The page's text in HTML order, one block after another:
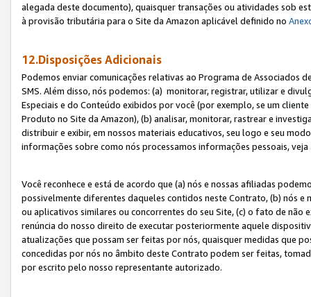
alegada deste documento), quaisquer transações ou atividades sob
à provisão tributária para o Site da Amazon aplicável definido no
12.Disposições Adicionais
Podemos enviar comunicações relativas ao Programa de Associados
SMS. Além disso, nós podemos: (a) monitorar, registrar, utilizar e
Especiais e do Conteúdo exibidos por você (por exemplo, se um
Produto no Site da Amazon), (b) analisar, monitorar, rastrear e
distribuir e exibir, em nossos materiais educativos, seu logo e seu
informações sobre como nós processamos informações pessoais,
Você reconhece e está de acordo que (a) nós e nossas afiliadas
possivelmente diferentes daqueles contidos neste Contrato, (b) nós
ou aplicativos similares ou concorrentes do seu Site, (c) o fato de
renúncia do nosso direito de executar posteriormente aquele
atualizações que possam ser feitas por nós, quaisquer medidas que
concedidas por nós no âmbito deste Contrato podem ser feitas,
por escrito pelo nosso representante autorizado.